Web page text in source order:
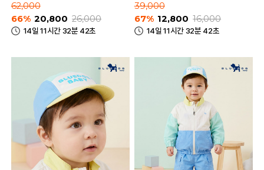
62,000
66% 20,800 26,000
14일 11시간 32분 42초
39,000
67% 12,800 16,000
14일 11시간 32분 42초